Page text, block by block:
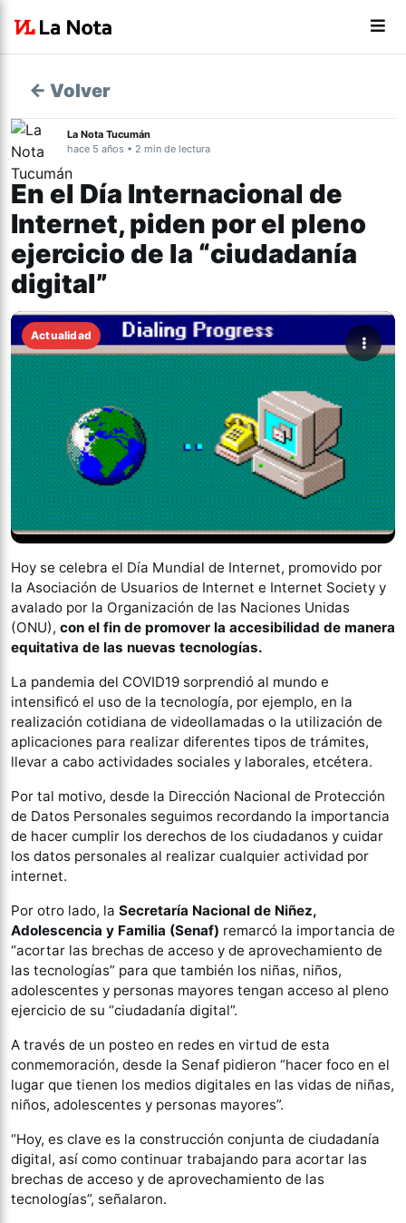
← Volver
La Nota Tucumán
hace 5 años • 2 min de lectura
En el Día Internacional de
Internet, piden por el pleno
ejercicio de la “ciudadanía
digital”
Actualidad
Hoy se celebra el Día Mundial de Internet, promovido por
la Asociación de Usuarios de Internet e Internet Society y
avalado por la Organización de las Naciones Unidas
(ONU), con el fin de promover la accesibilidad de manera
equitativa de las nuevas tecnologías.
La pandemia del COVID19 sorprendió al mundo e
intensificó el uso de la tecnología, por ejemplo, en la
realización cotidiana de videollamadas o la utilización de
aplicaciones para realizar diferentes tipos de trámites,
llevar a cabo actividades sociales y laborales, etcétera.
Por tal motivo, desde la Dirección Nacional de Protección
de Datos Personales seguimos recordando la importancia
de hacer cumplir los derechos de los ciudadanos y cuidar
los datos personales al realizar cualquier actividad por
internet.
Por otro lado, la Secretaría Nacional de Niñez,
Adolescencia y Familia (Senaf) remarcó la importancia de
“acortar las brechas de acceso y de aprovechamiento de
las tecnologías” para que también los niñas, niños,
adolescentes y personas mayores tengan acceso al pleno
ejercicio de su “ciudadanía digital”.
A través de un posteo en redes en virtud de esta
conmemoración, desde la Senaf pidieron “hacer foco en el
lugar que tienen los medios digitales en las vidas de niñas,
niños, adolescentes y personas mayores”.
“Hoy, es clave es la construcción conjunta de ciudadanía
digital, así como continuar trabajando para acortar las
brechas de acceso y de aprovechamiento de las
tecnologías”, señalaron.